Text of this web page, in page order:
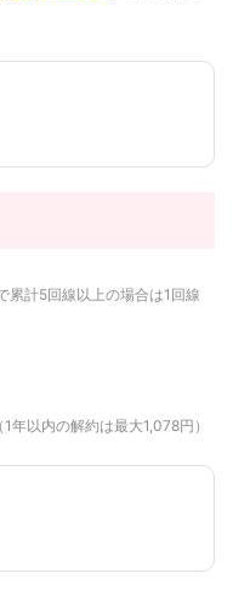
累計5回線以上の場合は1回線
（1年以内の解約は最大1,078円）